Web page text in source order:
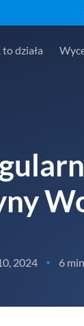
to działa
2024 • 6